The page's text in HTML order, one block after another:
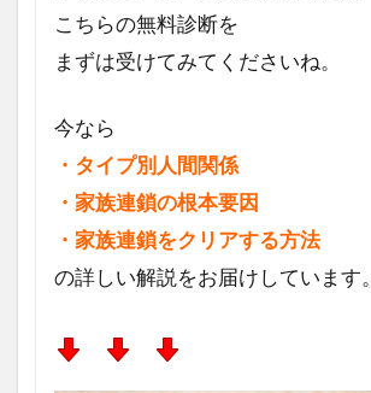
こちらの無料診断を
まずは受けてみてくださいね。
今なら
・タイプ別人間関係
・家族連鎖の根本要因
・家族連鎖をクリアする方法
の詳しい解説をお届けしています。